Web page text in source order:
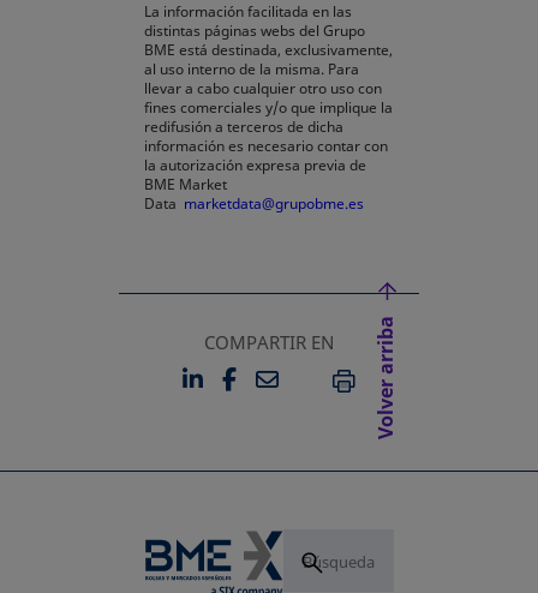
La información facilitada en las
distintas páginas webs del Grupo
BME está destinada, exclusivamente,
al uso interno de la misma. Para
llevar a cabo cualquier otro uso con
fines comerciales y/o que implique la
redifusión a terceros de dicha
información es necesario contar con
la autorización expresa previa de
BME Market
Data marketdata@grupobme.es
COMPARTIR EN
LINKEDIN
SE ABRE EN UNA PESTAÑA
FACEBOOK
SE ABRE EN UNA
EMAILIMPRIMIR
Volver arriba